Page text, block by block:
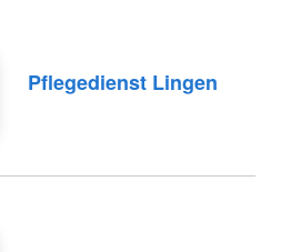
Pflegedienst Lingen